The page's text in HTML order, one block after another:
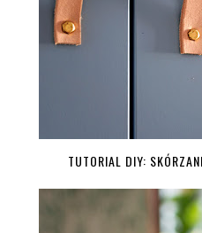
TUTORIAL DIY: